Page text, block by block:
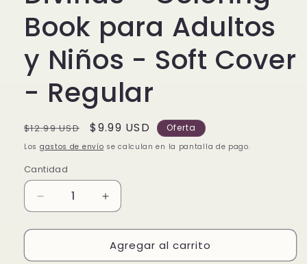
Book para Adultos
y Niños - Soft Cover
- Regular
Precio
habitual
$12.99 USD
Precio
de
$9.99 USD Oferta
Los gastos de envío se calculan en la pantalla de pago.
Cantidad
Reducir
cantidad
para
Afirmaciones
Divinas
Aumentar
cantidad
para
Afirmaciones
Divinas
Agregar al carrito